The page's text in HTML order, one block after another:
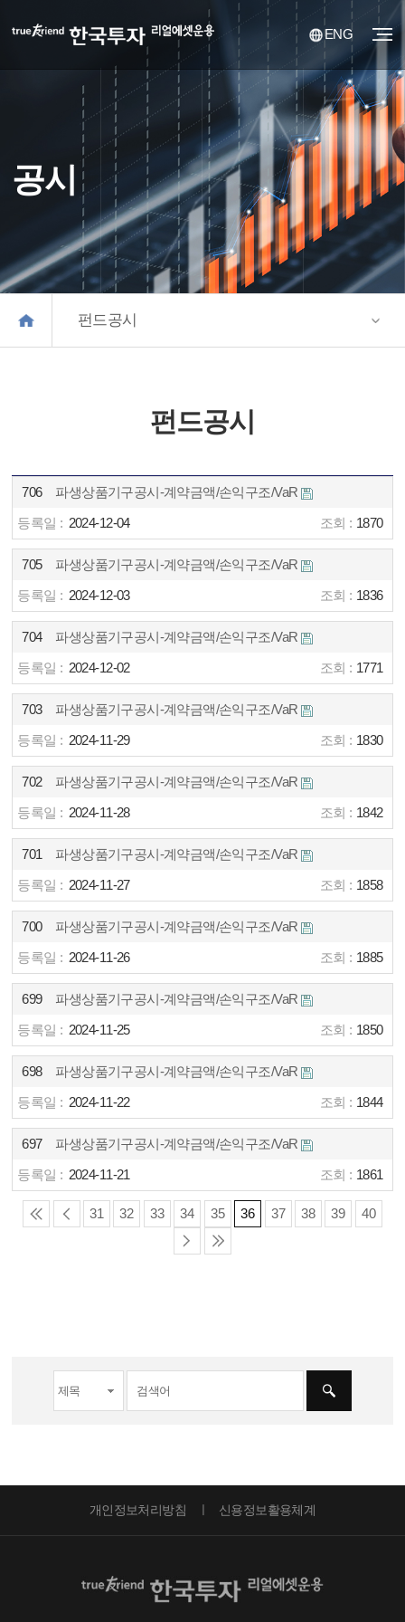
ENG
공시
펀드공시
펀드공시
706 파생상품기구공시-계약금액/손익구조/VaR
2024-12-04 1870
705 파생상품기구공시-계약금액/손익구조/VaR
2024-12-03 1836
704 파생상품기구공시-계약금액/손익구조/VaR
2024-12-02 1771
703 파생상품기구공시-계약금액/손익구조/VaR
2024-11-29 1830
702 파생상품기구공시-계약금액/손익구조/VaR
2024-11-28 1842
701 파생상품기구공시-계약금액/손익구조/VaR
2024-11-27 1858
700 파생상품기구공시-계약금액/손익구조/VaR
2024-11-26 1885
699 파생상품기구공시-계약금액/손익구조/VaR
2024-11-25 1850
698 파생상품기구공시-계약금액/손익구조/VaR
2024-11-22 1844
697 파생상품기구공시-계약금액/손익구조/VaR
2024-11-21 1861
31 32 33 34 35 36 37 38 39 40
개인정보처리방침 신용정보활용체계